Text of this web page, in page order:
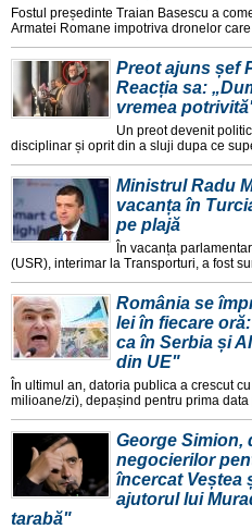
Fostul președinte Traian Basescu a
Armatei Romane impotriva dronelor care
Preot ajuns șef
Reacția sa:
vremea
Un preot devenit
disciplinar și oprit din a sluji dupa ce
Ministrul Radu
vacanța în
pe plajă
În vacanța
(USR), interimar la Transporturi, a fost
România se
lei în fiecare
ca în Serbia și
din UE"
În ultimul an, datoria publica a crescut
milioane/zi), depașind pentru prima data
George Simion,
negocierilor
încercat Veștea
ajutorul lui
tarabă"